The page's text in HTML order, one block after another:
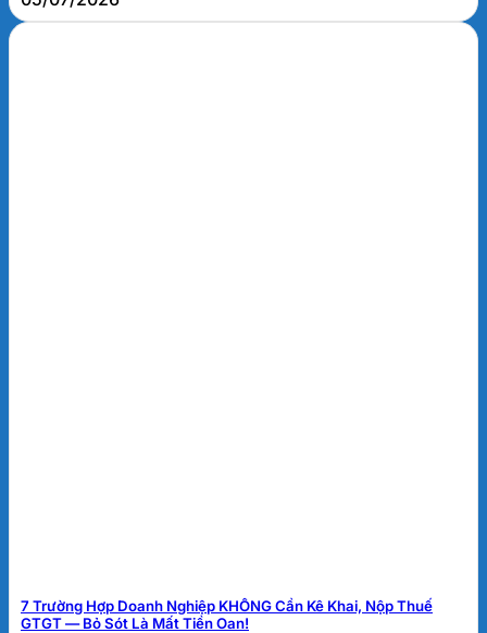
7 Trường Hợp Doanh Nghiệp KHÔNG Cần Kê Khai, Nộp Thuế
GTGT — Bỏ Sót Là Mất Tiền Oan!